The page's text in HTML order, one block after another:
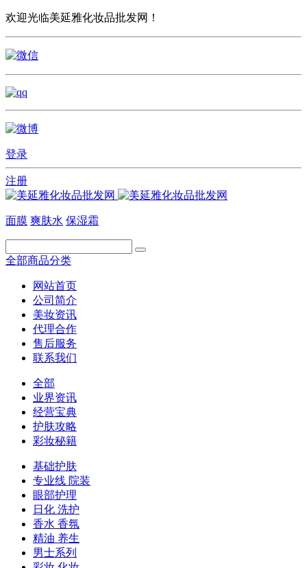
欢迎光临美延雅化妆品批发网！
登录
注册
面膜 爽肤水 保湿霜
全部商品分类
网站首页
公司简介
美妆资讯
代理合作
售后服务
联系我们
全部
业界资讯
经营宝典
护肤攻略
彩妆秘籍
基础护肤
专业线 院装
眼部护理
日化 洗护
香水 香氛
精油 养生
男士系列